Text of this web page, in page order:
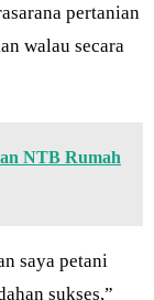
pertanian
walau secara
NTB Rumah
saya petani
sukses,”